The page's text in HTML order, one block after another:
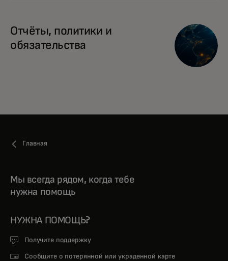
Отчёты, политики и
обязательства
Главная
Мы всегда рядом, когда тебе
нужна помощь
НУЖНА ПОМОЩЬ?
Получите поддержку
Сообщите о потерянной или украденной карте